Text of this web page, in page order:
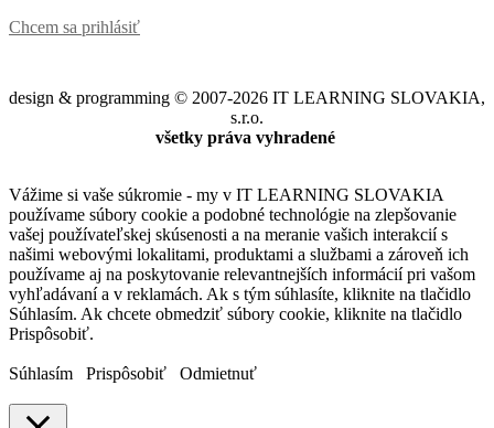
Chcem sa prihlásiť
design & programming © 2007-2026 IT LEARNING SLOVAKIA,
s.r.o.
všetky práva vyhradené
Vážime si vaše súkromie - my v IT LEARNING SLOVAKIA
používame súbory cookie a podobné technológie na zlepšovanie
vašej používateľskej skúsenosti a na meranie vašich interakcií s
našimi webovými lokalitami, produktami a službami a zároveň ich
používame aj na poskytovanie relevantnejších informácií pri vašom
vyhľadávaní a v reklamách. Ak s tým súhlasíte, kliknite na tlačidlo
Súhlasím. Ak chcete obmedziť súbory cookie, kliknite na tlačidlo
Prispôsobiť.
Súhlasím Prispôsobiť Odmietnuť